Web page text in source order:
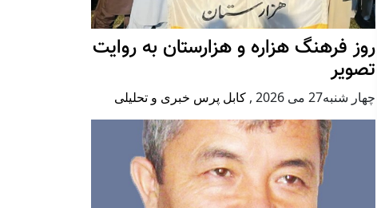
روز فرهنگ هزاره و هزارستان به روایت
تصویر
چهار شنبه27 می 2026 , کابل پرس خبری و تحلیلی